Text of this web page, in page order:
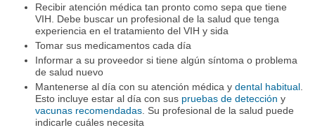
Recibir atención médica tan pronto como sepa que tiene
VIH. Debe buscar un profesional de la salud que tenga
experiencia en el tratamiento del VIH y sida
Tomar sus medicamentos cada día
Informar a su proveedor si tiene algún síntoma o problema
de salud nuevo
Mantenerse al día con su atención médica y dental habitual.
Esto incluye estar al día con sus pruebas de detección y
vacunas recomendadas. Su profesional de la salud puede
indicarle cuáles necesita